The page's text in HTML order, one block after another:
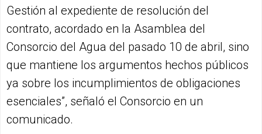
Gestión al expediente de resolución del
contrato, acordado en la Asamblea del
Consorcio del Agua del pasado 10 de abril, sino
que mantiene los argumentos hechos públicos
ya sobre los incumplimientos de obligaciones
esenciales”, señaló el Consorcio en un
comunicado.